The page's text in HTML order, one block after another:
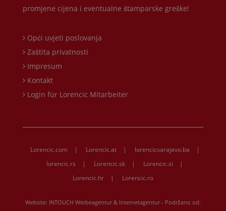
promjene cijena i eventualne štamparske greške!
Opći uvjeti poslovanja
Zaštita privatnosti
Impresum
Kontakt
Login für Lorencic Mitarbeiter
Lorencic.com | Lorencic.at | lorencicsarajevo.ba
|
lorencic.rs
| Lorencic.sk | Lorencic.si
|
Lorencic.hr
| Lorencic.ro
Website: INTOUCH Werbeagentur & Internetagentur- Podržano od: